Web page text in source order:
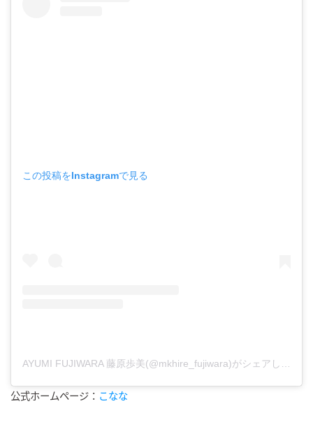
この投稿をInstagramで見る
公式ホームページ： こなな